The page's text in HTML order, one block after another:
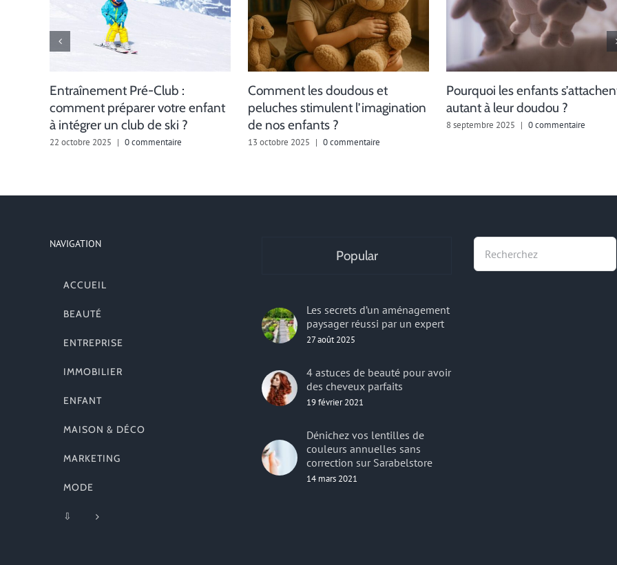
Entraînement Pré-Club :
comment préparer votre enfant
à intégrer un club de ski ?
22 octobre 2025 | 0 commentaire
Comment les doudous et
peluches stimulent l’imagination
de nos enfants ?
13 octobre 2025 | 0 commentaire
Pourquoi les enfants
autant à leur doudou ?
8 septembre 2025 | 0 commentaire
NAVIGATION
ACCUEIL
BEAUTÉ
ENTREPRISE
IMMOBILIER
ENFANT
MAISON & DÉCO
MARKETING
MODE
⇩
Popular
Les secrets d’un aménagement
paysager réussi par un expert
27 août 2025
4 astuces de beauté pour avoir
des cheveux parfaits
19 février 2021
Dénichez vos lentilles de
couleurs annuelles sans
correction sur Sarabelstore
14 mars 2021